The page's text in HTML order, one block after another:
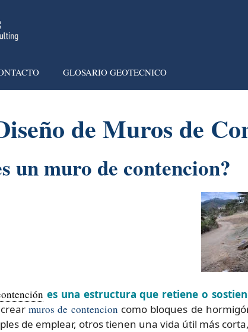
GLOSARIO GEOTECNICO
de Muros de
un muro de contencion?
es una estructura que retiene o
muros de contencion como bloques de
de emplear, otros tienen una vida útil más